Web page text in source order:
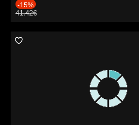
-15%
41.42€